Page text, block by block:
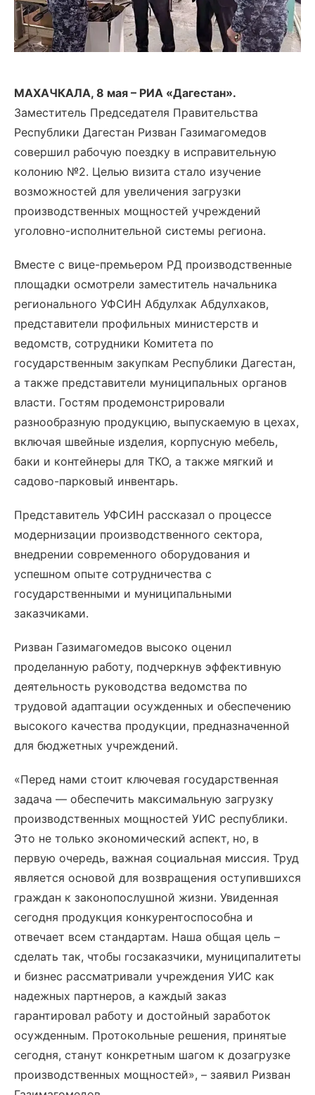
МАХАЧКАЛА, 8 мая – РИА «Дагестан».
Заместитель Председателя Правительства
Республики Дагестан Ризван Газимагомедов
совершил рабочую поездку в исправительную
колонию №2. Целью визита стало изучение
возможностей для увеличения загрузки
производственных мощностей учреждений
уголовно-исполнительной системы региона.
Вместе с вице-премьером РД производственные
площадки осмотрели заместитель начальника
регионального УФСИН Абдулхак Абдулхаков,
представители профильных министерств и
ведомств, сотрудники Комитета по
государственным закупкам Республики Дагестан,
а также представители муниципальных органов
власти. Гостям продемонстрировали
разнообразную продукцию, выпускаемую в цехах,
включая швейные изделия, корпусную мебель,
баки и контейнеры для ТКО, а также мягкий и
садово-парковый инвентарь.
Представитель УФСИН рассказал о процессе
модернизации производственного сектора,
внедрении современного оборудования и
успешном опыте сотрудничества с
государственными и муниципальными
заказчиками.
Ризван Газимагомедов высоко оценил
проделанную работу, подчеркнув эффективную
деятельность руководства ведомства по
трудовой адаптации осужденных и обеспечению
высокого качества продукции, предназначенной
для бюджетных учреждений.
«Перед нами стоит ключевая государственная
задача — обеспечить максимальную загрузку
производственных мощностей УИС республики.
Это не только экономический аспект, но, в
первую очередь, важная социальная миссия. Труд
является основой для возвращения оступившихся
граждан к законопослушной жизни. Увиденная
сегодня продукция конкурентоспособна и
отвечает всем стандартам. Наша общая цель –
сделать так, чтобы госзаказчики, муниципалитеты
и бизнес рассматривали учреждения УИС как
надежных партнеров, а каждый заказ
гарантировал работу и достойный заработок
осужденным. Протокольные решения, принятые
сегодня, станут конкретным шагом к дозагрузке
производственных мощностей», – заявил Ризван